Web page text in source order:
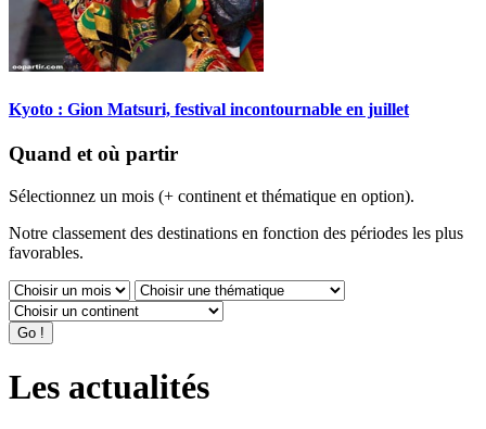
Kyoto : Gion Matsuri, festival incontournable en juillet
Quand et où partir
Sélectionnez un mois (+ continent et thématique en option).
Notre classement des destinations en fonction des périodes les plus
favorables.
Les actualités